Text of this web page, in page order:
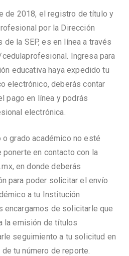
de 2018, el registro de título y
por la Dirección
la SEP, es en línea a través
Ingresa para
educativa haya expedido tu
electrónico, deberás contar
pago en línea y podrás
electrónica.
grado académico no esté
en contacto con la
en donde deberás
para poder solicitar el envío
a tu Institución
encargamos de solicitarle que
la emisión de títulos
seguimiento a tu solicitud en
tu número de reporte.